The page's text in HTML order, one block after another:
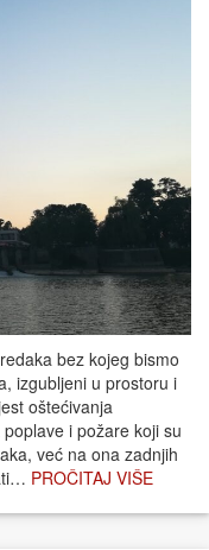
bez kojeg bismo
izgubljeni u prostoru i
oštećivanja
i požare koji su
već na ona zadnjih
PROČITAJ VIŠE